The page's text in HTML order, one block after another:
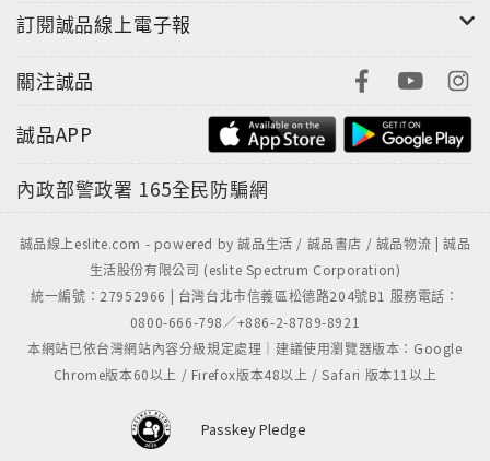
去行惡。
因為國度、權柄、榮耀都是你的，直到永遠：讚美神的
國度必然來到，神的權柄必定掌權，神的榮耀必然充滿
訂閱誠品線上電子報
關注誠品
誠品APP
內政部警政署 165全民防騙網
誠品線上eslite.com - powered by 誠品生活 / 誠品書店 / 誠品物流 | 誠品
生活股份有限公司 (eslite Spectrum Corporation)
統一編號：27952966 | 台灣台北市信義區松德路204號B1 服務電話：
0800-666-798／+886-2-8789-8921
本網站已依台灣網站內容分級規定處理｜建議使用瀏覽器版本：Google
Chrome版本60以上 / Firefox版本48以上 / Safari 版本11以上
Passkey Pledge